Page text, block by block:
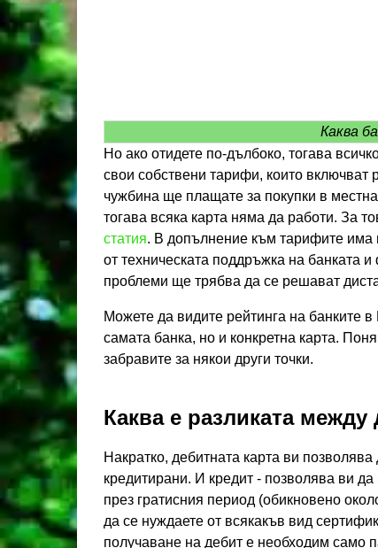
Каква
Но ако отидете по-дълбоко, тогава
свои собствени тарифи, които включват
чужбина ще плащате за покупки в
тогава всяка карта няма да работи. За
статия. В допълнение към тарифите има
от техническата поддръжка на банката
проблеми ще трябва да се решават
Можете да видите рейтинга на банките
самата банка, но и конкретна карта.
забравите за някои други точки.
Каква е разликата между
Накратко, дебитната карта ви
кредитирани. И кредит - позволява ви
през гратисния период (обикновено
да се нуждаете от всякакъв вид
получаване на дебит е необходим само